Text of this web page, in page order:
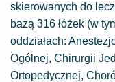
skierowanych do
bazą 316 łóżek (w
oddziałach:
Ogólnej, Chirurgii
Ortopedycznej,